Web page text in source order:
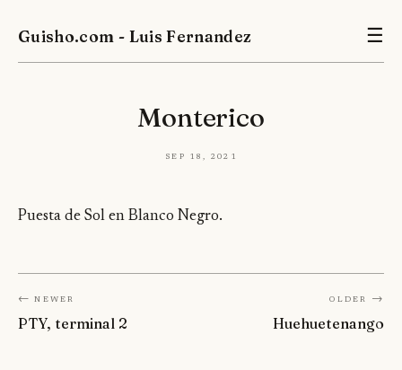
Guisho.com - Luis Fernandez ☰
Monterico
Sep 18, 2021
Puesta de Sol en Blanco Negro.
← Newer
PTY, terminal 2
Older →
Huehuetenango